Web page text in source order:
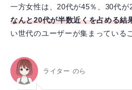
一方女性は、20代が45％、30代が
なんと20代が半数近くを占める結
い世代のユーザーが集まっている
ライター のら